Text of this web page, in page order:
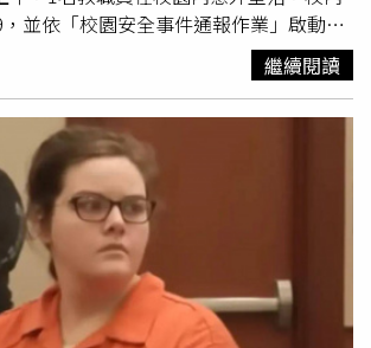
校事會議並啟動調查程序，教育局則督
教育局提到，關於家長另提及校外教學班
水池情形，經查為上學期校外教學，學生
組家長看顧，不慎誤跌入水池，當下即時
學生或家長向學校反應與導師行為有關。
學校持續關懷學生轉班後的適應情形，由
持與追蹤輔導，並與家長保持密切聯
學習。同時也再次要求各校落實正向輔導
學生的學習安全及身心健康。◎尊重身體
、110。◎若自身或旁人遭受身體精神
害，請打110報案再打113找社工。
惡言相向，導致其他學生也開始孤立自
與妻子都被瞞在鼓裡，直到二年級開學才
級親師會前，有家長跟我反映老師對班上
問了一圈，發現原來是自己的女兒。」花
經過多方查證驚覺花花被C老師霸凌長達
道孩子夜不安寢、惡夢連連的原因，他詢
「課堂間行走不小心碰到」為由敷衍，
變本加厲。花花父親指控，C姓老師多次
師卻始終以「不小心」為由卸責。（圖／
，女兒10月初返家，說因自己收東西太
用完早餐後便一路餓到傍晚放學，妻子
C老師則稱「不可能讓孩子沒吃飯」，
並依「校園安全事件通報作業」啟動校
關人員第一時間趕赴現場協助，救護人員
老師送醫。校方對此深感哀痛，並在接獲
身心方面的困擾，學校也依規定提供必要
意外發生。事件後，校長立即召集危機處
報、校園巡查與初步情況蒐集，並全力
續調查工作。由於事件對校內師生造成衝
動「校園危機處理與心理輔導機制」，由
及外部資源共同投入，協助師生進行情
後續也將視實際需求提供個別或團體輔
與轉介流程，並協助教職員在工作及情緒
繼續閱讀